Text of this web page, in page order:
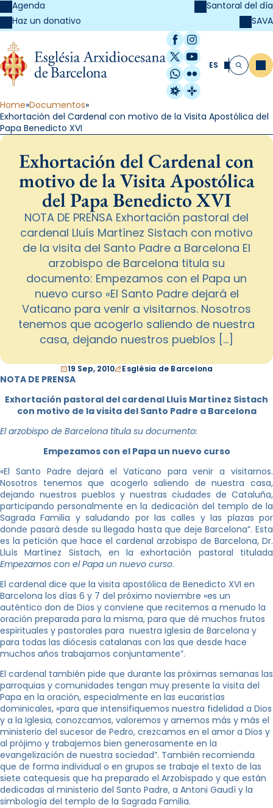
Agenda
Haz un donativo
Santoral del día
SAVA
Facebook
Instagram
X / Twitter
YouTube
WhatsApp
Flickr
Radio Estel
Catalunya
ES Buscar
Home Documentos
Exhortación del Cardenal con motivo de la Visita Apostólica del
Papa Benedicto XVI
Exhortación del Cardenal con
motivo de la Visita Apostólica
del Papa Benedicto XVI
NOTA DE PRENSA Exhortación pastoral del
cardenal Lluís Martínez Sistach con motivo
de la visita del Santo Padre a Barcelona El
arzobispo de Barcelona titula su
documento: Empezamos con el Papa un
nuevo curso «El Santo Padre dejará el
Vaticano para venir a visitarnos. Nosotros
tenemos que acogerlo saliendo de nuestra
casa, dejando nuestros pueblos […]
19 Sep, 2010 Església de Barcelona
NOTA DE PRENSA
Exhortación pastoral del cardenal Lluís Martínez Sistach
con motivo de la visita del Santo Padre a Barcelona
El arzobispo de Barcelona titula su documento:
Empezamos con el Papa un nuevo curso
«El Santo Padre dejará el Vaticano para venir a visitarnos.
Nosotros tenemos que acogerlo saliendo de nuestra casa,
dejando nuestros pueblos y nuestras ciudades de Cataluña,
participando personalmente en la dedicación del templo de la
Sagrada Familia y saludando por las calles y las plazas por
donde pasará desde su llegada hasta que deje Barcelona”. Esta
es la petición que hace el cardenal arzobispo de Barcelona, Dr.
Lluís Martínez Sistach, en la exhortación pastoral titulada
Empezamos con el Papa un nuevo curso.
El cardenal dice que la visita apostólica de Benedicto XVI en
Barcelona los días 6 y 7 del próximo noviembre «es un
auténtico don de Dios y conviene que recitemos a menudo la
oración preparada para la misma, para que dé muchos frutos
espirituales y pastorales para nuestra Iglesia de Barcelona y
para todas las diócesis catalanas con las que desde hace
muchos años trabajamos conjuntamente”.
El cardenal también pide que durante las próximas semanas las
parroquias y comunidades tengan muy presente la visita del
Papa en la oración, especialmente en las eucaristías
dominicales, «para que intensifiquemos nuestra fidelidad a Dios
y a la Iglesia, conozcamos, valoremos y amemos más y más el
ministerio del sucesor de Pedro, crezcamos en el amor a Dios y
al prójimo y trabajemos bien generosamente en la
evangelización de nuestra sociedad”. También recomienda
que de forma individual o en grupos se trabaje el texto de las
siete catequesis que ha preparado el Arzobispado y que están
dedicadas al ministerio del Santo Padre, a Antoni Gaudí y la
simbología del templo de la Sagrada Familia.